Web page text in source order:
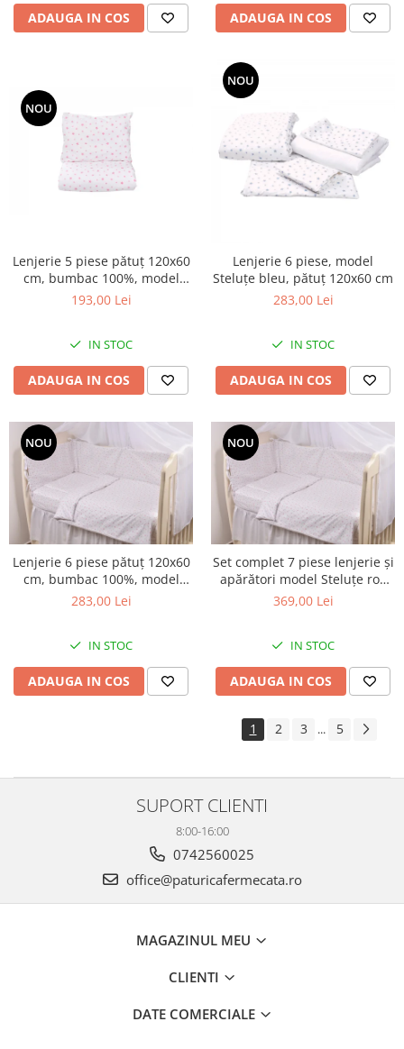
ADAUGA IN COS ADAUGA IN COS
NOU
Lenjerie 5 piese pătuț 120x60
cm, bumbac 100%, model
Steluțe roz
193,00 Lei
IN STOC
ADAUGA IN COS
NOU
Lenjerie 6 piese, model
Steluțe bleu, pătuț 120x60 cm
283,00 Lei
IN STOC
ADAUGA IN COS
NOU
Lenjerie 6 piese pătuț 120x60
cm, bumbac 100%, model
Steluțe roz
283,00 Lei
IN STOC
ADAUGA IN COS
NOU
Set complet 7 piese lenjerie și
apărători model Steluțe roz
pătuț 120x60 cm
369,00 Lei
IN STOC
ADAUGA IN COS
1 2 3 ... 5
SUPORT CLIENTI
8:00-16:00
0742560025
office@paturicafermecata.ro
MAGAZINUL MEU
CLIENTI
DATE COMERCIALE